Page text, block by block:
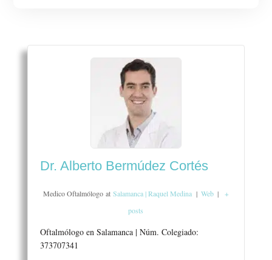
Dr. Alberto Bermúdez Cortés
Medico Oftalmólogo at Salamanca | Raquel Medina | Web |
+
posts
Oftalmólogo en Salamanca | Núm. Colegiado:
373707341